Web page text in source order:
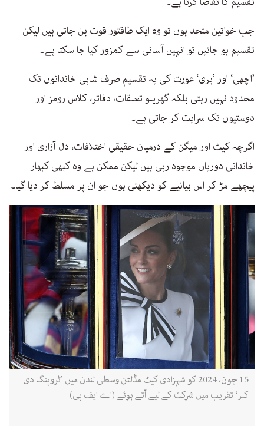
جب خواتین متحد ہوں تو وہ ایک طاقتور قوت بن جاتی ہیں لیکن
تقسیم ہو جائیں تو انہیں آسانی سے کمزور کیا جا سکتا ہے۔
’اچھی‘ اور ’بری‘ عورت کی یہ تقسیم صرف شاہی خاندانوں تک
محدود نہیں رہتی بلکہ گھریلو تعلقات، دفاتر، کلاس رومز اور
دوستیوں تک سرایت کر جاتی ہے۔
اگرچہ کیٹ اور میگن کے درمیان حقیقی اختلافات، دل آزاری اور
خاندانی دوریاں موجود رہی ہیں لیکن ممکن ہے وہ کبھی کبھار
پیچھے مڑ کر اس بیانیے کو دیکھتی ہوں جو ان پر مسلط کر دیا گیا۔
15 جون، 2024 کو شہزادی کیٹ مڈلٹن وسطی لندن میں ’ٹروپنگ دی
کلر‘ تقریب میں شرکت کے لیے آتے ہوئے (اے ایف پی)